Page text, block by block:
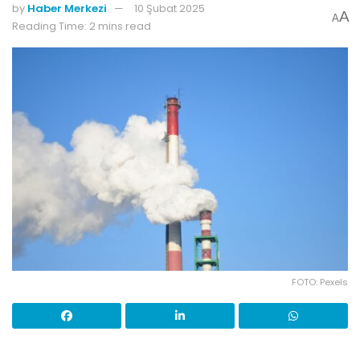
by Haber Merkezi
10 Şubat 2025
Reading Time: 2 mins read
AA
FOTO: Pexels